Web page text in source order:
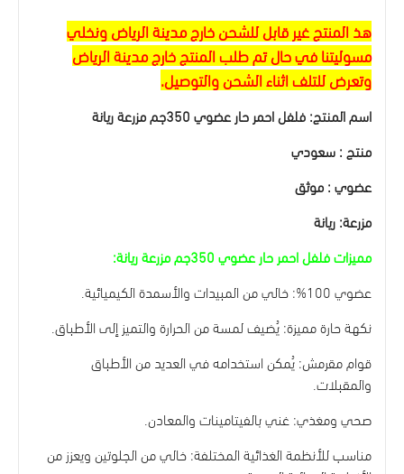
هذ المنتج غير قابل للشحن خارج مدينة الرياض ونخلي
مسوليتنا في حال تم طلب المنتج خارج مدينة الرياض
وتعرض للتلف اثناء الشحن والتوصيل.
اسم المنتج: فلفل احمر حار عضوي 350جم مزرعة ريانة
منتج : سعودي
عضوي : موثق
مزرعة: ريانة
مميزات فلفل احمر حار عضوي 350جم مزرعة ريانة:
عضوي 100%: خالي من المبيدات والأسمدة الكيميائية.
نكهة حارة مميزة: يُضيف لمسة من الحرارة والتميز إلى الأطباق.
قوام مقرمش: يُمكن استخدامه في العديد من الأطباق
والمقبلات.
صحي ومغذي: غني بالفيتامينات والمعادن.
مناسب للأنظمة الغذائية المختلفة: خالي من الجلوتين ويعزز من